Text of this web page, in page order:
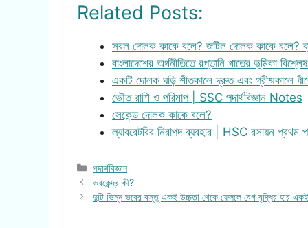
Related Posts:
সরল দোলক কাকে বলে? জটিল দোলক কাকে বলে?
বাংলাদেশের অর্থনীতিতে রপ্তানি খাতের ভূমিকা
একটি দোলক ঘড়ি শীতকালে দ্রুত এবং গ্রীষ্মকালে
ভৌত রাশি ও পরিমাপ | SSC পদার্থবিজ্ঞান Notes
সেকেন্ড দোলক কাকে বলে?
ল্যাবরেটরির নিরাপদ ব্যবহার | HSC রসায়ন
Categories
পদার্থবিজ্ঞান
ভরকেন্দ্র কী?
দুটি ভিন্ন ভরের বস্তু একই উচ্চতা থেকে ফেললে বেগ বৃদ্ধির হার